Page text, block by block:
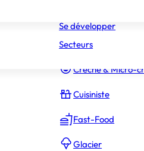
Constructeur
Crèche & Micro-
Cuisiniste
Fast-Food
Glacier
Se développer
Secteurs